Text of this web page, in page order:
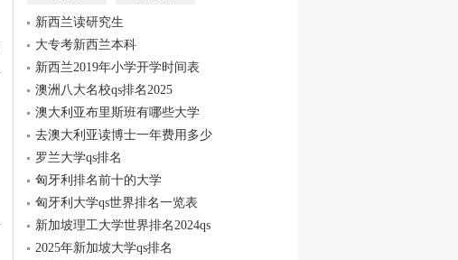
新西兰读研究生
大专考新西兰本科
新西兰2019年小学开学时间表
澳洲八大名校qs排名2025
澳大利亚布里斯班有哪些大学
去澳大利亚读博士一年费用多少
罗兰大学qs排名
匈牙利排名前十的大学
匈牙利大学qs世界排名一览表
新加坡理工大学世界排名2024qs
2025年新加坡大学qs排名